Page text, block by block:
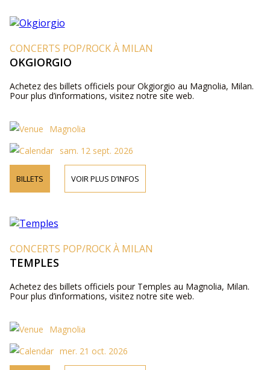
CONCERTS POP/ROCK À MILAN
OKGIORGIO
Achetez des billets officiels pour Okgiorgio au Magnolia, Milan.
Pour plus d’informations, visitez notre site web.
Magnolia
sam. 12 sept. 2026
BILLETS VOIR PLUS D’INFOS
CONCERTS POP/ROCK À MILAN
TEMPLES
Achetez des billets officiels pour Temples au Magnolia, Milan.
Pour plus d’informations, visitez notre site web.
Magnolia
mer. 21 oct. 2026